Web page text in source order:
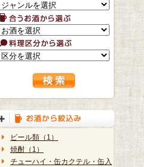
ビール類（1）
焼酎（1）
チューハイ・缶カクテル・缶入